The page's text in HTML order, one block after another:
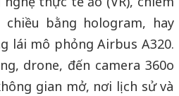
bằng hologram, hay
lái mô phỏng Airbus A320.
drone, đến camera 360o
gian mở, nơi lịch sử và